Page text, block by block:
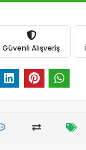
Güvenli Alışveriş